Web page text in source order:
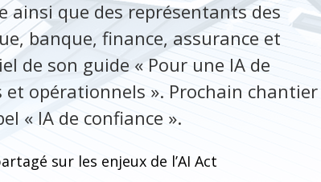
ainsi que des représentants des
banque, finance, assurance et
de son guide « Pour une IA de
opérationnels ». Prochain chantier
« IA de confiance ».
sur les enjeux de l’AI Act